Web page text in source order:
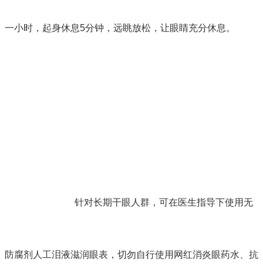
一小时，起身休息5分钟，远眺放松，让眼睛充分休息。
针对长期干眼人群，可在医生指导下使用无
防腐剂人工泪液滋润眼表，切勿自行使用网红消炎眼药水、抗